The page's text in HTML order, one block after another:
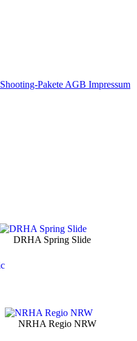
Shooting-Pakete AGB Impressum
DRHA Spring Slide
NRHA Regio NRW